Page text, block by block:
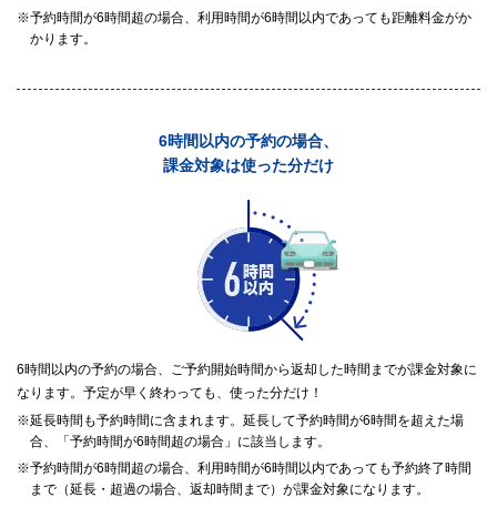
※予約時間が6時間超の場合、利用時間が6時間以内であっても距離料金がか
かります。
6時間以内の予約の場合、
課金対象は使った分だけ
6時間以内の予約の場合、ご予約開始時間から返却した時間までが課金対象に
なります。予定が早く終わっても、使った分だけ！
※延長時間も予約時間に含まれます。延長して予約時間が6時間を超えた場
合、「予約時間が6時間超の場合」に該当します。
※予約時間が6時間超の場合、利用時間が6時間以内であっても予約終了時間
まで（延長・超過の場合、返却時間まで）が課金対象になります。